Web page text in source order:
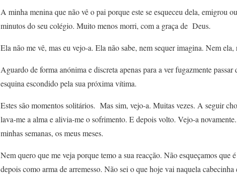
A minha menina que não vê o pai porque este se esqueceu dela, emigrou
minutos do seu colégio. Muito menos morri, com a graça de Deus.
Ela não me vê, mas eu vejo-a. Ela não sabe, nem sequer imagina. Nem
Aguardo de forma anónima e discreta apenas para a ver fugazmente passar
esquina escondido pela sua próxima vítima.
Estes são momentos solitários. Mas sim, vejo-a. Muitas vezes. A seguir
lava-me a alma e alivia-me o sofrimento. E depois volto. Vejo-a
minhas semanas, os meus meses.
Nem quero que me veja porque temo a sua reacção. Não esqueçamos que
depois como arma de arremesso. Não sei o que hoje vai naquela